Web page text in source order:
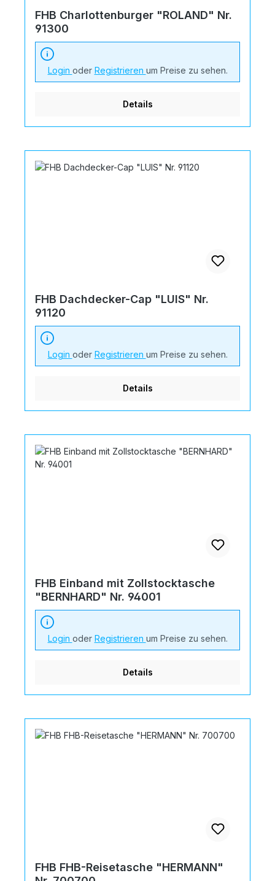
FHB Charlottenburger "ROLAND" Nr.
91300
Login oder Registrieren um Preise zu sehen.
Details
FHB Dachdecker-Cap "LUIS" Nr.
91120
Login oder Registrieren um Preise zu sehen.
Details
FHB Einband mit Zollstocktasche
"BERNHARD" Nr. 94001
Login oder Registrieren um Preise zu sehen.
Details
FHB FHB-Reisetasche "HERMANN"